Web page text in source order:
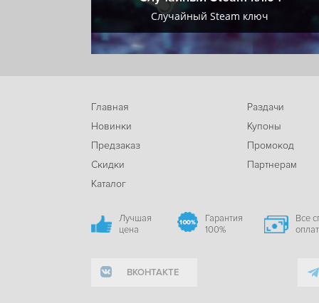
Случайный Steam ключ
Главная
Новинки
Предзаказ
Скидки
Каталог
Раздачи
Купоны
Промокод
Партнерам
Лучшая
цена
Гарантия
100%
Все
ВКОНТАКТЕ